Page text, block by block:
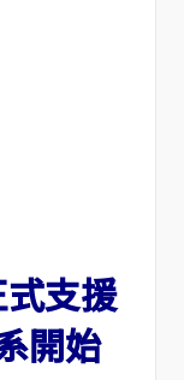
支援
開始